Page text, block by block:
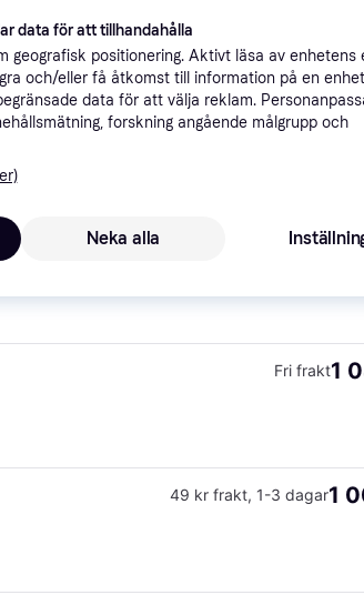
Lägst pris·75 kr frakt,5 dagar
69 kr frakt
Fri frakt1
49 kr frakt, 1-3 dagar1
data för att tillhandahålla
geografisk positionering. Aktivt läsa av enhetens
och/eller få åtkomst till information på en
data för att välja reklam.
forskning angående målgrupp och
Neka alla